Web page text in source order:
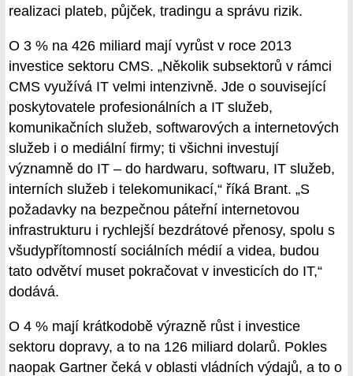
realizaci plateb, půjček, tradingu a správu rizik.
O 3 % na 426 miliard mají vyrůst v roce 2013
investice sektoru CMS. „Několik subsektorů v rámci
CMS využívá IT velmi intenzivně. Jde o související
poskytovatele profesionálních a IT služeb,
komunikačních služeb, softwarových a internetových
služeb i o mediální firmy; ti všichni investují
významně do IT – do hardwaru, softwaru, IT služeb,
interních služeb i telekomunikací,“ říká Brant. „S
požadavky na bezpečnou páteřní internetovou
infrastrukturu i rychlejší bezdrátové přenosy, spolu s
všudypřítomností sociálních médií a videa, budou
tato odvětví muset pokračovat v investicích do IT,“
dodává.
O 4 % mají krátkodobě výrazně růst i investice
sektoru dopravy, a to na 126 miliard dolarů. Pokles
naopak Gartner čeká v oblasti vládních výdajů, a to o